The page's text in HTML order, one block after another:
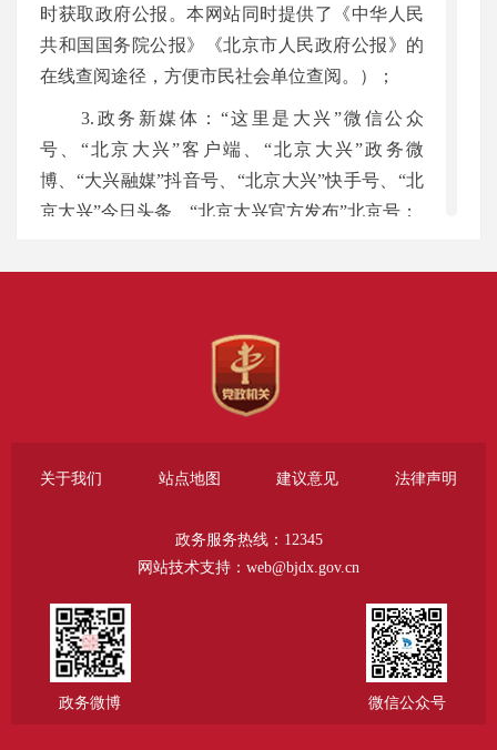
时获取政府公报。本网站同时提供了《中华人民
共和国国务院公报》《北京市人民政府公报》的
在线查阅途径，方便市民社会单位查阅。）；
3.政务新媒体：“这里是大兴”微信公众
号、“北京大兴”客户端、“北京大兴”政务微
博、“大兴融媒”抖音号、“北京大兴”快手号、“北
京大兴”今日头条、“北京大兴官方发布”北京号；
5.政府信息查阅场所：清城政务服务中心大
厅、区档案馆、区图书馆设置政府信息公开查阅
点。清城政务服务中心大厅：北京市大兴区兴华
17:00（法定节假日除外）；区档案馆：北京市大
作日9:00—11:30 13:30—17:30；区图书馆：北京
市大兴区黄村西大街11号（大兴区文化活动中心
内），开放时间：周一至周五9:00—18:00，节假
日9:00—17:00。
（三）公开时限
关于我们 站点地图 建议意见 法律声明
政务服务热线：12345
网站技术支持：web@bjdx.gov.cn
政务微博 微信公众号